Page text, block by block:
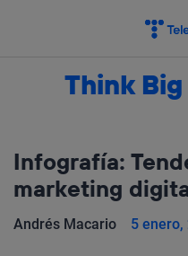
Think Big
Infografía:
marketing
Andrés Macario 5 enero,